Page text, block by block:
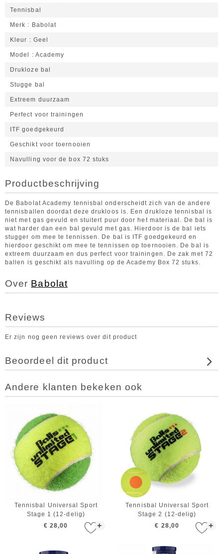
Tennisbal
Merk Babolat
Kleur Geel
Model Academy
Drukloze bal
Stugge bal
Extreem duurzaam
Perfect voor trainingen
ITF goedgekeurd
Geschikt voor toernooien
Navulling voor de box 72 stuks
Productbeschrijving
De Babolat Academy tennisbal onderscheidt zich van de andere
tennisballen doordat deze drukloos is. Een drukloze tennisbal is
niet met gas gevuld en stuitert puur door het materiaal. De bal is
wat harder dan een bal gevuld met gas. Hierdoor is de bal iets
stugger om mee te tennissen. De bal is ITF goedgekeurd en
hierdoor geschikt om mee te tennissen op toernooien. De bal is
extreem duurzaam en dus perfect voor trainingen. De zak met 72
ballen is geschikt als navulling op de Academy Box 72 stuks.
Over Babolat
Reviews
Er zijn nog geen reviews over dit product
Beoordeel dit product
Andere klanten bekeken ook
+
Tennisbal Universal Sport
Stage 1 (12-delig)
€ 28,00
+
Tennisbal Universal Sport
Stage 2 (12-delig)
€ 28,00